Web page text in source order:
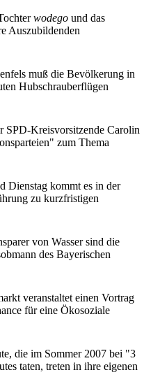
wodego und das
Auszubildenden
muß die Bevölkerung in
Hubschrauberflügen
SPD-Kreisvorsitzende Carolin
zum Thema
Dienstag kommt es in der
zu kurzfristigen
von Wasser sind die
des Bayerischen
veranstaltet einen Vortrag
für eine Ökosoziale
die im Sommer 2007 bei "3
taten, treten in ihre eigenen